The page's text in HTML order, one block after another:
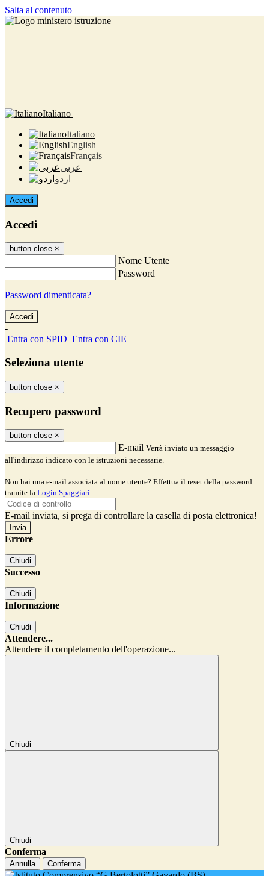
Salta al contenuto
Italiano
Italiano
English
Français
عربى
اردو
Accedi
Accedi
button close ×
Nome Utente
Password
Password dimenticata?
-
Entra con SPID Entra con CIE
Seleziona utente
button close ×
Recupero password
button close ×
E-mail Verrà inviato un messaggio
all'indirizzo indicato con le istruzioni necessarie.
Non hai una e-mail associata al nome utente? Effettua il reset della password
tramite la Login Spaggiari
E-mail inviata, si prega di controllare la casella di posta elettronica!
Errore
Chiudi
Successo
Chiudi
Informazione
Chiudi
Attendere...
Attendere il completamento dell'operazione...
Chiudi
Chiudi
Conferma
Annulla Conferma